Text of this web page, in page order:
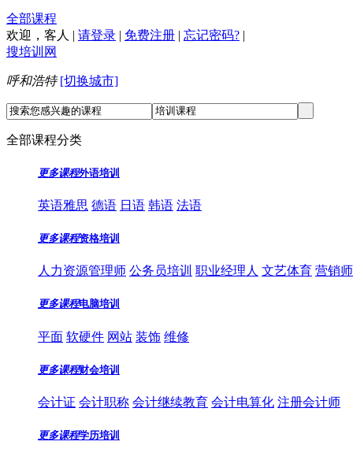
全部课程
欢迎， 客人 | 请登录 | 免费注册 | 忘记密码? |
搜培训网
呼和浩特 [切换城市]
全部课程分类
更多课程外语培训
英语雅思 德语 日语 韩语 法语
更多课程资格培训
人力资源管理师 公务员培训 职业经理人 文艺体育 营销
更多课程电脑培训
平面 软硬件 网站 装饰 维修
更多课程财会培训
会计证 会计职称 会计继续教育 会计电算化 注册会计师
更多课程学历培训